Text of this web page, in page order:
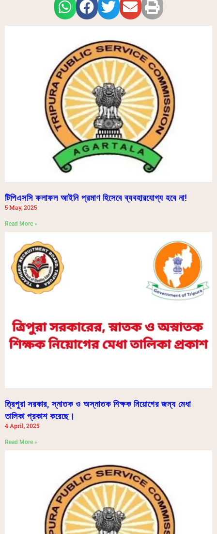
টিপিএসসি ফলাফল আইনি প্রমাণ হিসেবে ব্যবহারযোগ্য হবে না!
5 May, 2025
Read More »
ত্রিপুরা সরকার, স্নাতক ও অস্নাতক শিক্ষক নিয়োগের জন্য মেধা
তালিকা প্রকাশ করেছে।
4 April, 2025
Read More »